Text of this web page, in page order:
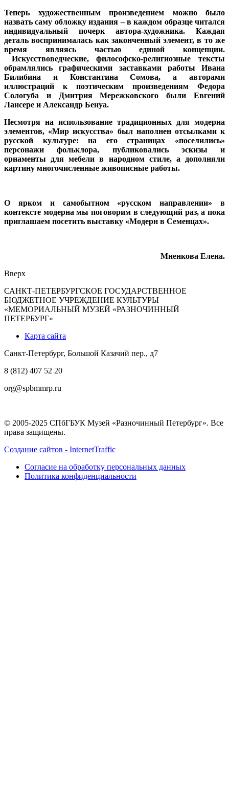
Теперь художественным произведением можно было
назвать саму обложку издания – в каждом образце читался
индивидуальный почерк автора-художника. Каждая
деталь воспринималась как законченный элемент, в то же
время являясь частью единой концепции.
Искусствоведческие, философско-религиозные тексты
обрамлялись графическими заставками работы Ивана
Билибина и Константина Сомова, а авторами
иллюстраций к поэтическим произведениям Федора
Сологуба и Дмитрия Мережковского были Евгений
Лансере и Александр Бенуа.
Несмотря на использование традиционных для модерна
элементов, «Мир искусства» был наполнен отсылками к
русской культуре: на его страницах «поселились»
персонажи фольклора, публиковались эскизы и
орнаменты для мебели в народном стиле, а дополняли
картину многочисленные живописные работы.
О ярком и самобытном «русском направлении» в
контексте модерна мы поговорим в следующий раз, а пока
приглашаем посетить выставку «Модерн в Семенцах».
Мненкова Елена.
Вверх
САНКТ-ПЕТЕРБУРГСКОЕ ГОСУДАРСТВЕННОЕ
БЮДЖЕТНОЕ УЧРЕЖДЕНИЕ КУЛЬТУРЫ
«МЕМОРИАЛЬНЫЙ МУЗЕЙ «РАЗНОЧИННЫЙ
ПЕТЕРБУРГ»
Карта сайта
Санкт-Петербург, Большой Казачий пер., д7
8 (812) 407 52 20
org@spbmmrp.ru
© 2005-2025 СПбГБУК Музей «Разночинный Петербург». Все
права защищены.
Создание сайтов - InternetTraffic
Согласие на обработку персональных данных
Политика конфиденциальности